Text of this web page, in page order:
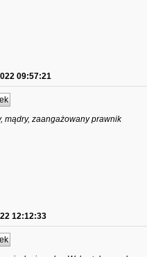
09:57:21
mądry, zaangażowany prawnik
12:12:33